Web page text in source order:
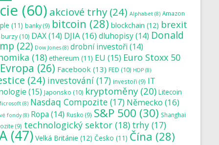
(60) akciové trhy (24) Alphabet (8) Amazon
(11) banky(9) bitcoin (28) blockchain (12) brexit
burzy(10) DAX(14) DJIA(16)dluhopisy(14) Donald
(22) Dow Jones (8) drobní investoři (14)
(18) ethereum (11) EU (15) Euro Stoxx 50
Evropa (26) Facebook (13) FED (10) HDP (8)
(24) investování (17) investoři (9) IT
(15) Japonsko (10) kryptoměny(20) Litecoin
(8) Nasdaq Compozite (17) Německo (16)
fondy(8) Ropa (14) Rusko (9) S&P 500 (30) Shanghai
(9) technologický sektor (18) trhy (17)
(47) Velká Británie (12) Česko (11) Čína (28)